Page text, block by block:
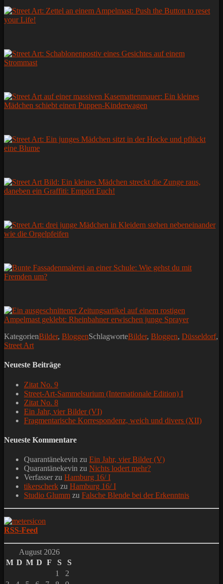
KategorienBilder, BloggenSchlagworteBilder, Bloggen, Düsseldorf,
Street Art
Neueste Beiträge
Zitat No. 9
Street-Art-Sammelsurium (Internationale Edition) I
Zitat No. 8
Ein Jahr, vier Bilder (VI)
Fragmentarische Korrespondenz, weich und divers (XII)
Neueste Kommentare
Quarantänekevin zu Ein Jahr, vier Bilder (V)
Quarantänekevin zu Nichts lodert mehr?
Verfasserzu Hamburg 16/ I
tikerscherk zu Hamburg 16/ I
Studio Glumm zu Falsche Blende bei der Erkenntnis
RSS-Feed
August 2026
M D M D F S
S
1
2